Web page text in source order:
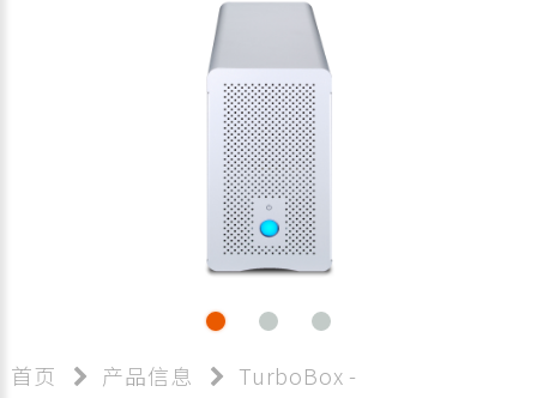
首页 产品信息
TurboBox -